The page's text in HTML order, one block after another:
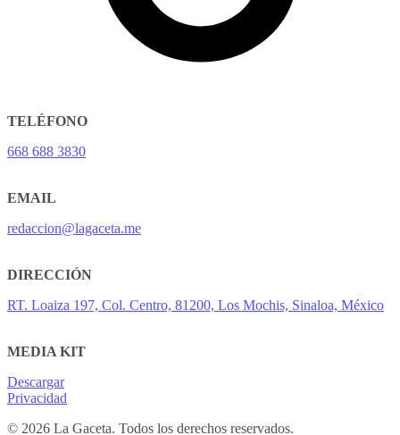
TELÉFONO
668 688 3830
EMAIL
redaccion@lagaceta.me
DIRECCIÓN
RT. Loaiza 197, Col. Centro, 81200, Los Mochis, Sinaloa, México
MEDIA KIT
Descargar
Privacidad
© 2026 La Gaceta. Todos los derechos reservados.